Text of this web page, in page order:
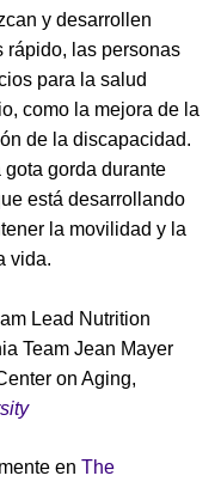
y desarrollen
rápido, las personas
para la salud
como la mejora de la
de la discapacidad.
gorda durante
está desarrollando
la movilidad y la
vida.
Lead Nutrition
Team Jean Mayer
on Aging,
en The